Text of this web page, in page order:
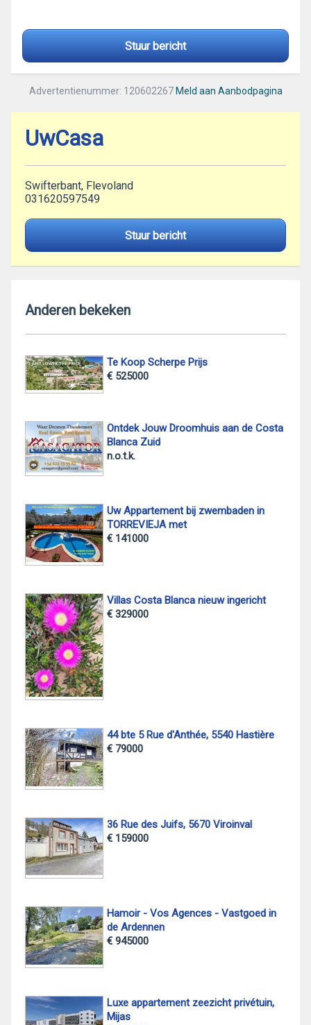
Stuur bericht
Advertentienummer: 120602267 Meld aan Aanbodpagina
UwCasa
Swifterbant, Flevoland
031620597549
Stuur bericht
Anderen bekeken
Te Koop Scherpe Prijs
€ 525000
Ontdek Jouw Droomhuis aan de Costa
Blanca Zuid
n.o.t.k.
Uw Appartement bij zwembaden in
TORREVIEJA met
€ 141000
Villas Costa Blanca nieuw ingericht
€ 329000
44 bte 5 Rue d'Anthée, 5540 Hastière
€ 79000
36 Rue des Juifs, 5670 Viroinval
€ 159000
Hamoir - Vos Agences - Vastgoed in
de Ardennen
€ 945000
Luxe appartement zeezicht privétuin,
Mijas